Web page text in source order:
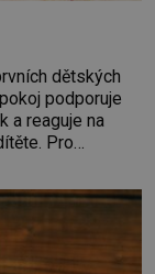
dětských
podporuje
a reaguje na
Pro
a útulně.